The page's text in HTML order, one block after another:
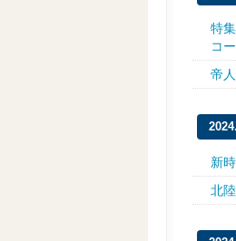
特
コ
帝
新
北